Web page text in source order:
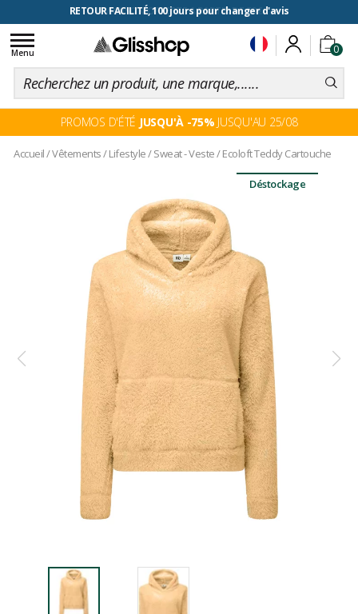
RETOUR FACILITÉ, 100 jours pour changer d'avis
0
Toggle
navigation
Menu
PROMOS D'ÉTÉ JUSQU'À -75% JUSQU'AU 25/08
Accueil/Vêtements/Lifestyle/Sweat - Veste/Ecoloft Teddy Cartouche
Déstockage